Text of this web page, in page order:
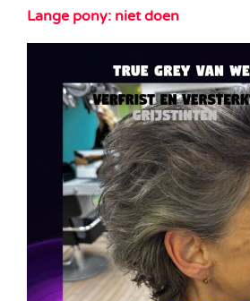
Lange pony: niet doen